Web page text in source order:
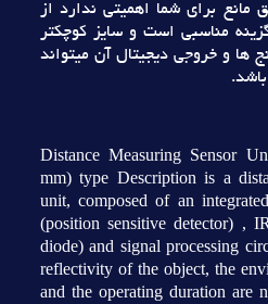
مانع براي شما اهميتي ندارد از
مناسبي است و سايز کوچکتر
ها و خروجي ديجيتال آن ميتواند
Distance Measuring Sensor
mm) type Description is a
unit, composed of an
(position sensitive detector) ,
diode) and signal processing
reflectivity of the object, the
and the operating duration are